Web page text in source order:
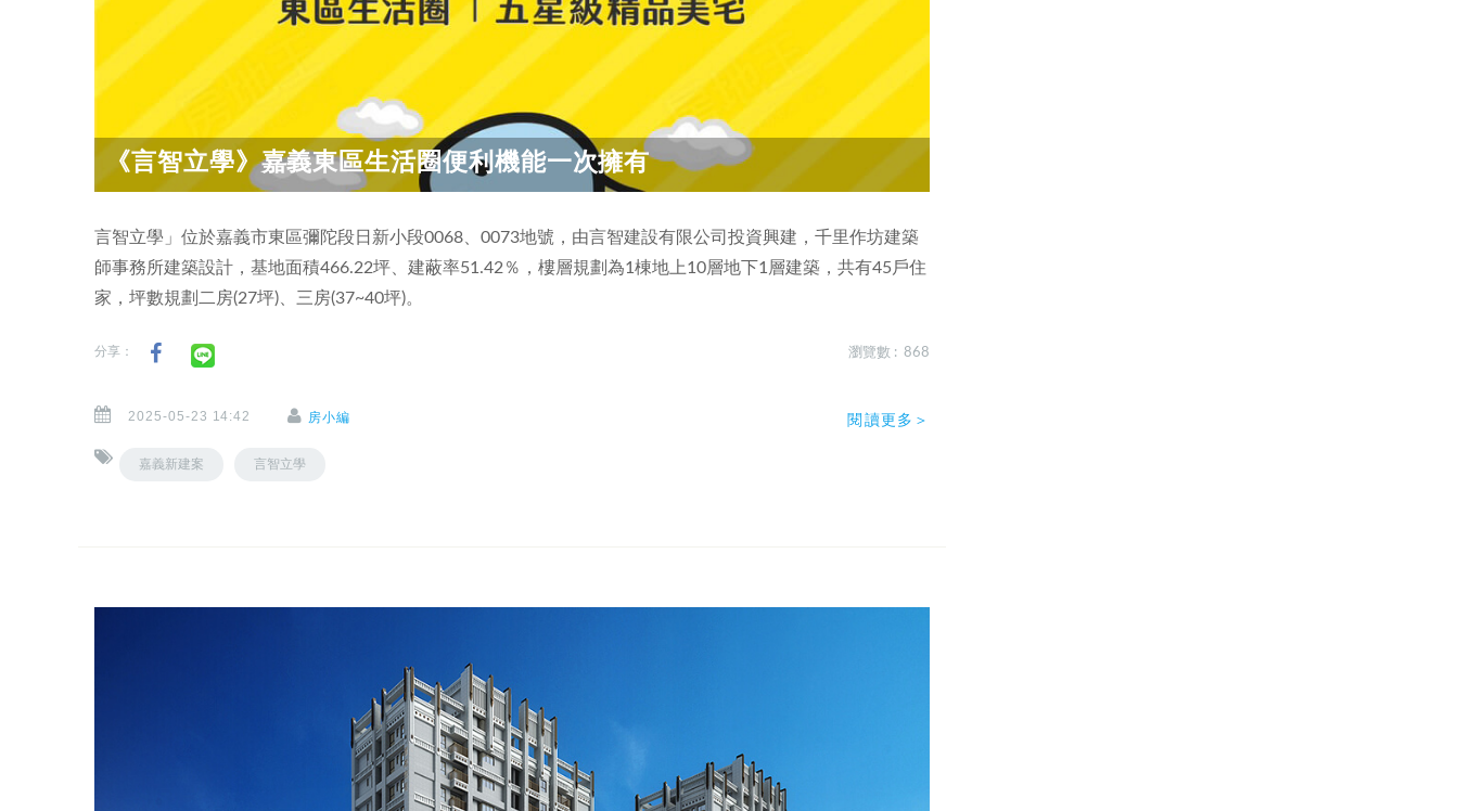
《言智立學》嘉義東區生活圈便利機能一次擁有
言智立學」位於嘉義市東區彌陀段日新小段0068、0073地號，由言智建設有限公司投資興建，千里作坊建築
師事務所建築設計，基地面積466.22坪、建蔽率51.42％，樓層規劃為1棟地上10層地下1層建築，共有45戶住
家，坪數規劃二房(27坪)、三房(37~40坪)。
分享： 瀏覽數 : 868
2025-05-23 14:42 房小編
嘉義新建案 言智立學
閱讀更多＞